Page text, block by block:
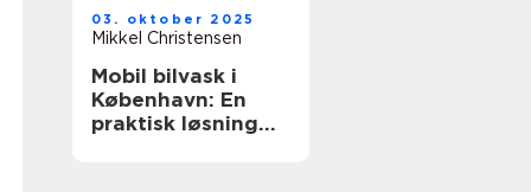
03. oktober 2025
Mikkel Christensen
Mobil bilvask i
København: En
praktisk løsning